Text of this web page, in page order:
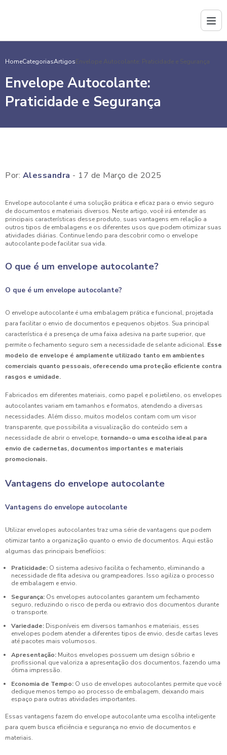
HomeCategoriasArtigosEnvelope Autocolante: Praticidade e Segurança
Envelope Autocolante:
Praticidade e Segurança
Por: Alessandra - 17 de Março de 2025
Envelope autocolante é uma solução prática e eficaz para o envio seguro
de documentos e materiais diversos. Neste artigo, você irá entender as
principais características desse produto, suas vantagens em relação a
outros tipos de embalagens e os diferentes usos que podem otimizar suas
atividades diárias. Continue lendo para descobrir como o envelope
autocolante pode facilitar sua vida.
O que é um envelope autocolante?
O que é um envelope autocolante?
O envelope autocolante é uma embalagem prática e funcional, projetada
para facilitar o envio de documentos e pequenos objetos. Sua principal
característica é a presença de uma faixa adesiva na parte superior, que
permite o fechamento seguro sem a necessidade de selante adicional. Esse
modelo de envelope é amplamente utilizado tanto em ambientes
comerciais quanto pessoais, oferecendo uma proteção eficiente contra
rasgos e umidade.
Fabricados em diferentes materiais, como papel e polietileno, os envelopes
autocolantes variam em tamanhos e formatos, atendendo a diversas
necessidades. Além disso, muitos modelos contam com um visor
transparente, que possibilita a visualização do conteúdo sem a
necessidade de abrir o envelope, tornando-o uma escolha ideal para
envio de cadernetas, documentos importantes e materiais
promocionais.
Vantagens do envelope autocolante
Vantagens do envelope autocolante
Utilizar envelopes autocolantes traz uma série de vantagens que podem
otimizar tanto a organização quanto o envio de documentos. Aqui estão
algumas das principais benefícios:
Praticidade: O sistema adesivo facilita o fechamento, eliminando a
necessidade de fita adesiva ou grampeadores. Isso agiliza o processo
de embalagem e envio.
Segurança: Os envelopes autocolantes garantem um fechamento
seguro, reduzindo o risco de perda ou extravio dos documentos durante
o transporte.
Variedade: Disponíveis em diversos tamanhos e materiais, esses
envelopes podem atender a diferentes tipos de envio, desde cartas leves
até pacotes mais volumosos.
Apresentação: Muitos envelopes possuem um design sóbrio e
profissional que valoriza a apresentação dos documentos, fazendo uma
ótima impressão.
Economia de Tempo: O uso de envelopes autocolantes permite que você
dedique menos tempo ao processo de embalagem, deixando mais
espaço para outras atividades importantes.
Essas vantagens fazem do envelope autocolante uma escolha inteligente
para quem busca eficiência e segurança no envio de documentos e
materiais.